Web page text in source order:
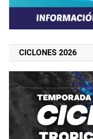
CICLONES 2026